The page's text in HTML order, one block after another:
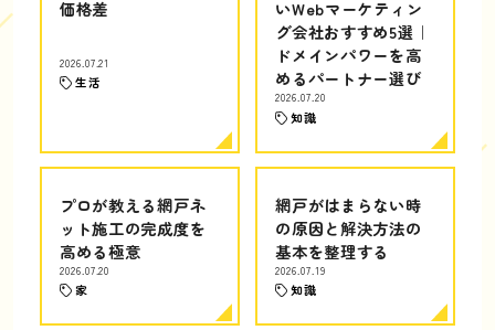
価格差
2026.07.21
生活
いWebマーケティン
グ会社おすすめ5選｜
ドメインパワーを高
めるパートナー選び
2026.07.20
知識
プロが教える網戸ネ
ット施工の完成度を
高める極意
2026.07.20
家
網戸がはまらない時
の原因と解決方法の
基本を整理する
2026.07.19
知識